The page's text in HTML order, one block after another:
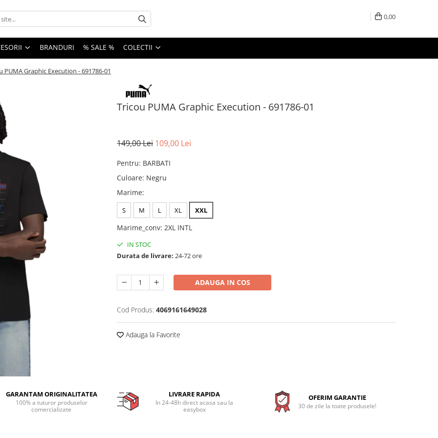
0,00
BRANDURI % SALE % COLECTII
PUMA Graphic Execution - 691786-01
Tricou PUMA Graphic Execution - 691786-01
149,00 Lei 109,00 Lei
Pentru: BARBATI
Culoare: Negru
Marime:
S M L XL XXL
Marime_conv: 2XL INTL
IN STOC
Durata de livrare: 24-72 ore
ADAUGA IN COS
Cod Produs: 4069161649028
Adauga la Favorite
GARANTAM ORIGINALITATEA
100% a tuturor produselor
comercializate
LIVRARE RAPIDA
In 24-48h direct acasa sau la
easybox
OFERIM GARANTIE
30 de zile la toate produsele!